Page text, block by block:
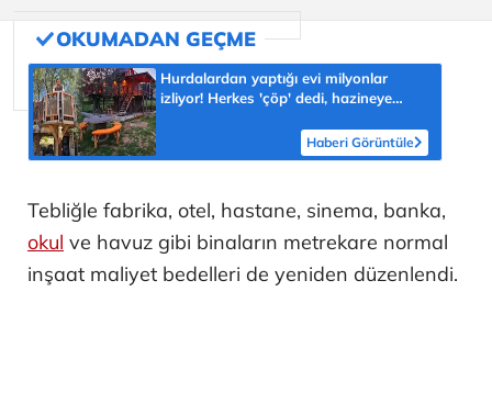
Hurdalardan yaptığı evi milyonlar
izliyor! Herkes 'çöp' dedi, hazineye
Haberi Görüntüle
Tebliğle fabrika, otel, hastane, sinema, banka,
okul ve havuz gibi binaların metrekare normal
inşaat maliyet bedelleri de yeniden düzenlendi.